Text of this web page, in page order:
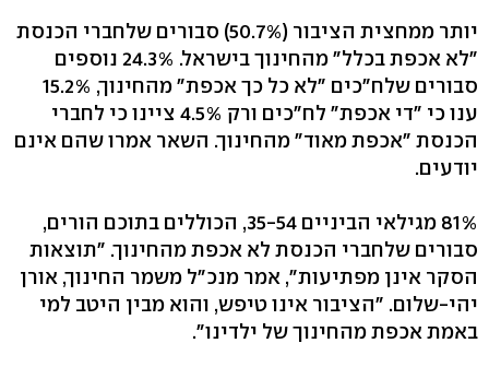
יותר ממחצית הציבור (50.7%) סבורים שלחברי הכנסת
"לא אכפת בכלל" מהחינוך בישראל. 24.3% נוספים
סבורים שלח"כים "לא כל כך אכפת" מהחינוך, 15.2%
ענו כי "די אכפת" לח"כים ורק 4.5% ציינו כי לחברי
הכנסת "אכפת מאוד" מהחינוך. השאר אמרו שהם אינם
יודעים.
81% מגילאי הביניים 35-54, הכוללים בתוכם הורים,
סבורים שלחברי הכנסת לא אכפת מהחינוך. "תוצאות
הסקר אינן מפתיעות", אמר מנכ"ל משמר החינוך, אורן
יהי-שלום. "הציבור אינו טיפש, והוא מבין היטב למי
באמת אכפת מהחינוך של ילדינו".